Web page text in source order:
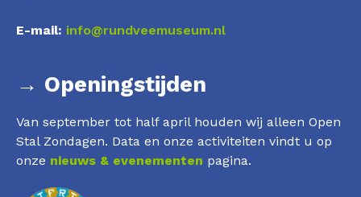
E-mail: info@rundveemuseum.nl
→ Openingstijden
Van september tot half april houden wij alleen Open
Stal Zondagen. Data en onze activiteiten vindt u op
onze nieuws & evenementen pagina.